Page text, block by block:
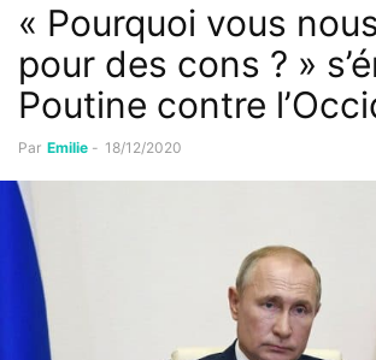
« Pourquoi vous
pour des cons ? »
Poutine contre
Par Emilie - 18/12/2020